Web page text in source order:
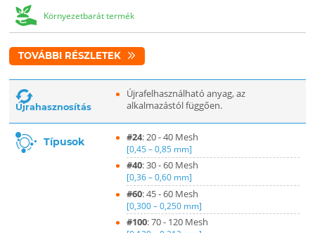
Környezetbarát termék
TOVÁBBI RÉSZLETEK
Újrahasznosítás
Újrafelhasználható anyag, az
alkalmazástól függően.
Típusok #24: 20 - 40 Mesh
[0,45 – 0,85 mm]
#40: 30 - 60 Mesh
[0,36 – 0,60 mm]
#60: 45 - 60 Mesh
[0,300 – 0,250 mm]
#100: 70 - 120 Mesh